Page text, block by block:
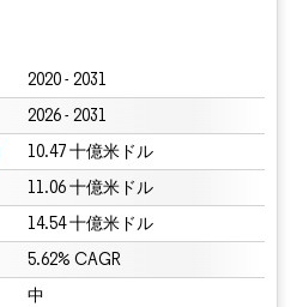
2020 - 2031
2026 - 2031
10.47 十億米ドル
11.06 十億米ドル
14.54 十億米ドル
5.62% CAGR
中